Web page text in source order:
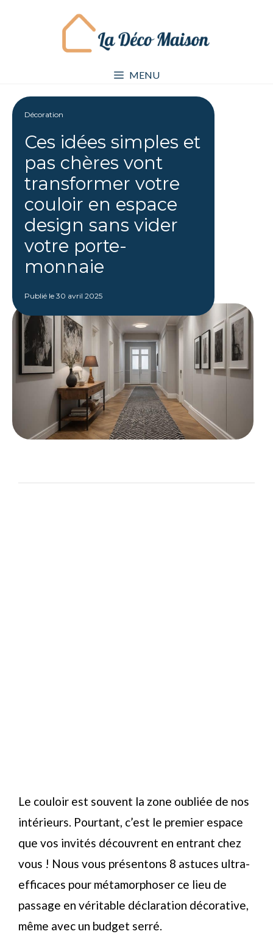
MENU
Décoration
Ces idées simples et
pas chères vont
transformer votre
couloir en espace
design sans vider
votre porte-
monnaie
Publié le 30 avril 2025
Le couloir est souvent la zone oubliée de nos
intérieurs. Pourtant, c’est le premier espace
que vos invités découvrent en entrant chez
vous ! Nous vous présentons 8 astuces ultra-
efficaces pour métamorphoser ce lieu de
passage en véritable déclaration décorative,
même avec un budget serré.